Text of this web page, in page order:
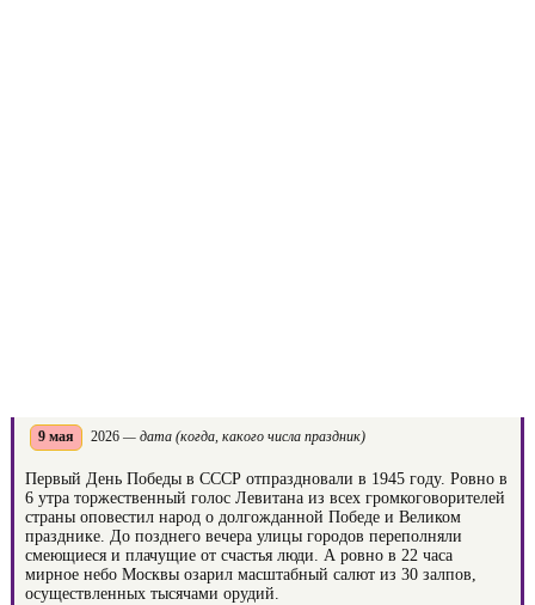
9 мая 2026 — дата (когда, какого числа праздник)
Первый День Победы в СССР отпраздновали в 1945 году. Ровно в
6 утра торжественный голос Левитана из всех громкоговорителей
страны оповестил народ о долгожданной Победе и Великом
празднике. До позднего вечера улицы городов переполняли
смеющиеся и плачущие от счастья люди. А ровно в 22 часа
мирное небо Москвы озарил масштабный салют из 30 залпов,
осуществленных тысячами орудий.